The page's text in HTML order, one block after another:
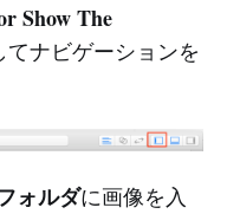
Show The
てナビゲーションを
ォルダに画像を入